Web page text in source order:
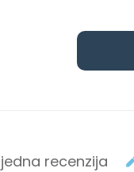
recenzija